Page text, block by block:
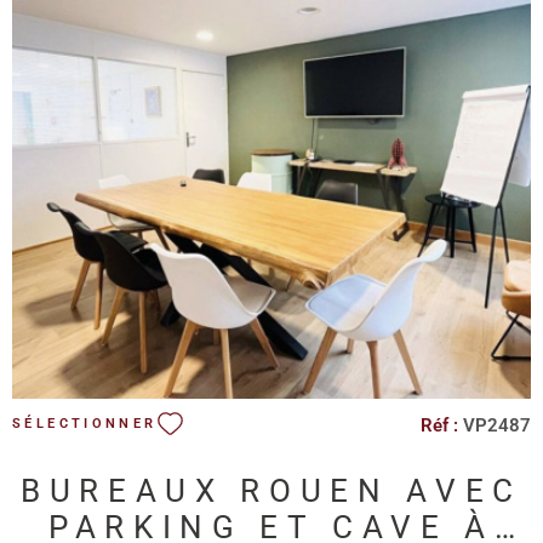
Immeuble bien entretenu, ambiance professionnelle et créative
Disponible immédiatement. Ces bureaux séduiront les
entreprises en quête d’un lieu de travail élégant, atypique et
fonctionnel, au cœur d’un environnement architectural unique.
VOIR LE BIEN
SÉLECTIONNER Réf : VP2487
BUREAUX ROUEN AVEC
PARKING ET CAVE À